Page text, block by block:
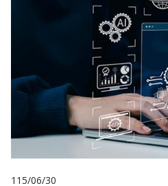
115/06/30